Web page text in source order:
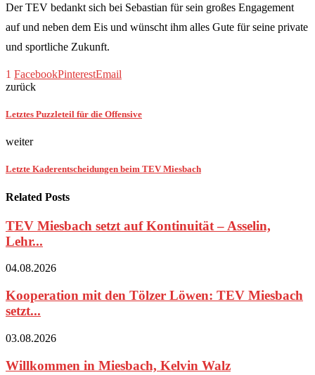
Der TEV bedankt sich bei Sebastian für sein großes Engagement
auf und neben dem Eis und wünscht ihm alles Gute für seine private
und sportliche Zukunft.
1 FacebookPinterestEmail
zurück
Letztes Puzzleteil für die Offensive
weiter
Letzte Kaderentscheidungen beim TEV Miesbach
Related Posts
TEV Miesbach setzt auf Kontinuität – Asselin,
Lehr...
04.08.2026
Kooperation mit den Tölzer Löwen: TEV Miesbach
setzt...
03.08.2026
Willkommen in Miesbach, Kelvin Walz